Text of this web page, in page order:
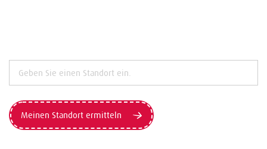
Meinen Standort ermitteln